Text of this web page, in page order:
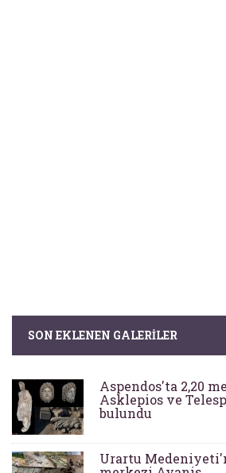
SON EKLENEN GALERILER
Aspendos'ta 2,20
Asklepios ve
bulundu
Urartu